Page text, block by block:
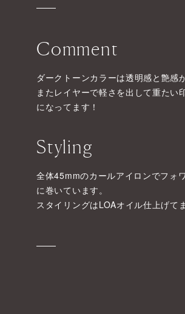
Comment
ダークトーンカラーは透明感と艶感
またレイヤーで軽さを出して重たい
になってます！
Styling
全体45mmのカールアイロンでフォ
に巻いています。
スタイリングはLOAオイル仕上げて